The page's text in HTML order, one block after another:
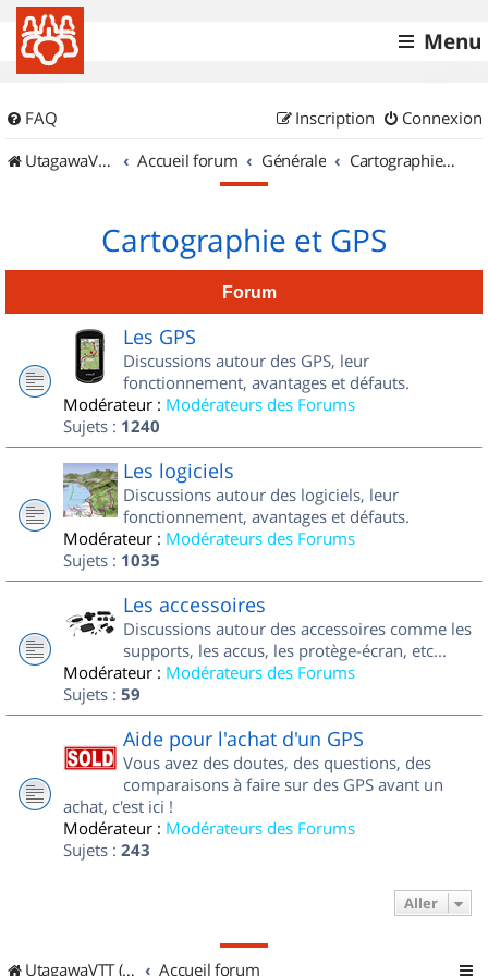
Menu
FAQ Connexion
Inscription
UtagawaVTT (Randos VTT et VTTAE avec traces GPS)
Accueil forum Générale Cartographie et GPS
Cartographie et GPS
Forum
Les GPS
Discussions autour des GPS, leur
fonctionnement, avantages et défauts.
Modérateur : Modérateurs des Forums
Sujets : 1240
Les logiciels
Discussions autour des logiciels, leur
fonctionnement, avantages et défauts.
Modérateur : Modérateurs des Forums
Sujets : 1035
Les accessoires
Discussions autour des accessoires comme les
supports, les accus, les protège-écran, etc...
Modérateur : Modérateurs des Forums
Sujets : 59
Aide pour l'achat d'un GPS
Vous avez des doutes, des questions, des
comparaisons à faire sur des GPS avant un
achat, c'est ici !
Modérateur : Modérateurs des Forums
Sujets : 243
Aller
UtagawaVTT (Randos VTT et VTTAE avec traces GPS) Accueil forum